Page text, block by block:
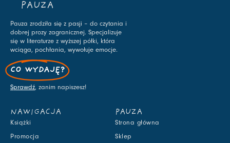
PAUZA
Pauza zrodziła się z pasji – do czytania i
dobrej prozy zagranicznej. Specjalizuje
się w literaturze z wyższej półki, która
wciąga, pochłania, wywołuje emocje.
CO WYDAJĘ?
Sprawdź, zanim napiszesz!
NAWIGACJA
Książki
Promocja
PAUZA
Strona główna
Sklep